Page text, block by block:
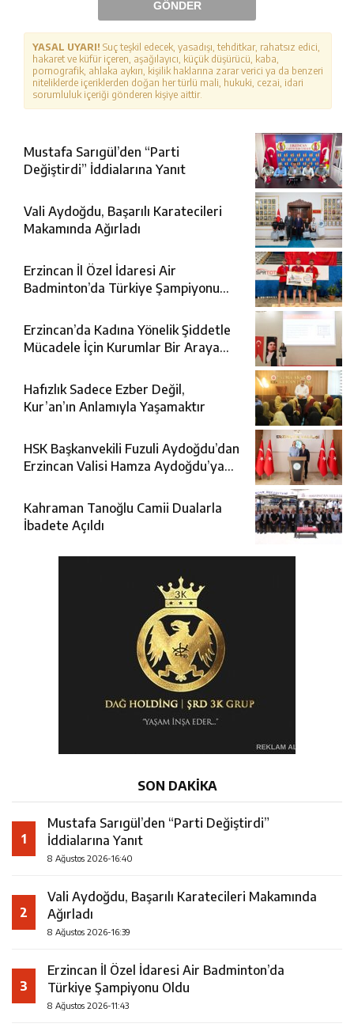
GÖNDER
YASAL UYARI! Suç teşkil edecek, yasadışı, tehditkar, rahatsız edici,
hakaret ve küfür içeren, aşağılayıcı, küçük düşürücü, kaba,
pornografik, ahlaka aykırı, kişilik haklarına zarar verici ya da benzeri
niteliklerde içeriklerden doğan her türlü mali, hukuki, cezai, idari
sorumluluk içeriği gönderen kişiye aittir.
Mustafa Sarıgül’den “Parti
Değiştirdi” İddialarına Yanıt
Vali Aydoğdu, Başarılı Karatecileri
Makamında Ağırladı
Erzincan İl Özel İdaresi Air
Badminton’da Türkiye Şampiyonu
Erzincan’da Kadına Yönelik Şiddetle
Mücadele İçin Kurumlar Bir Araya
Hafızlık Sadece Ezber Değil,
Kur’an’ın Anlamıyla Yaşamaktır
HSK Başkanvekili Fuzuli Aydoğdu’dan
Erzincan Valisi Hamza Aydoğdu’ya
Kahraman Tanoğlu Camii Dualarla
İbadete Açıldı
SON DAKİKA
1
Mustafa Sarıgül’den “Parti Değiştirdi”
İddialarına Yanıt
8 Ağustos 2026-16:40
2
Vali Aydoğdu, Başarılı Karatecileri Makamında
Ağırladı
8 Ağustos 2026-16:39
3
Erzincan İl Özel İdaresi Air Badminton’da
Türkiye Şampiyonu Oldu
8 Ağustos 2026-11:43